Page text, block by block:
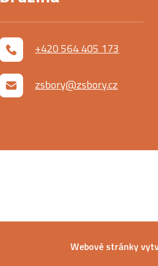
+420 564 405 173
zsbory@zsbory.cz
Webové stránky